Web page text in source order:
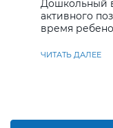
Дошкольный
активного
время
ЧИТАТЬ ДАЛЕЕ